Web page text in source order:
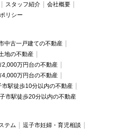
スタッフ紹介
会社概要
リシー
中古一戸建ての不動産
地の不動産
2,000万円台の不動産
4,000万円台の不動産
市駅徒歩10分以内の不動産
市駅徒歩20分以内の不動産
テム
逗子市妊婦・育児相談